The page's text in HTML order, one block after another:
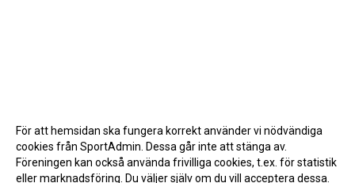
För att hemsidan ska fungera korrekt använder vi nödvändiga
cookies från SportAdmin. Dessa går inte att stänga av.
Föreningen kan också använda frivilliga cookies, t.ex. för statistik
eller marknadsföring. Du väljer själv om du vill acceptera dessa.